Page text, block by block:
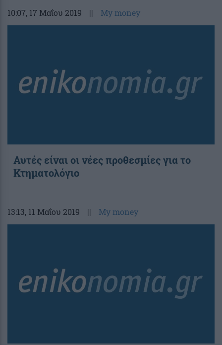
10:07, 17 Μαΐου 2019 || My money
Αυτές είναι οι νέες προθεσμίες για το
Κτηματολόγιο
13:13, 11 Μαΐου 2019 || My money